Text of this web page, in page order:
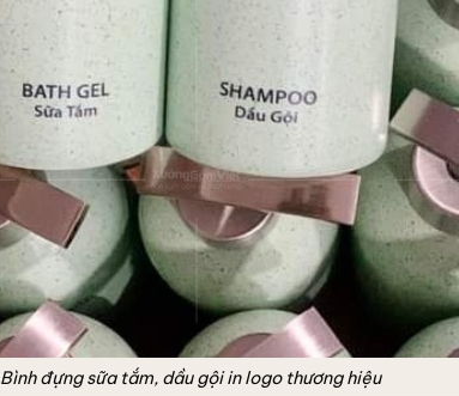
Bình đựng sữa tắm, dầu gội in logo thương hiệu